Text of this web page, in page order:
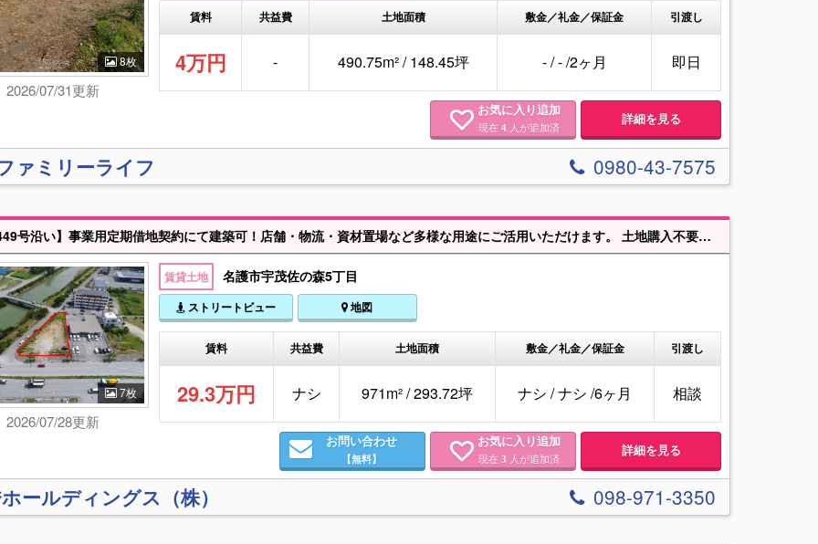
8枚
2026/07/31更新
賃料 共益費 土地面積 敷金／礼金／保証金 引渡し
4万円 - 490.75m² / 148.45坪 -/-/2ヶ月 即日
お気に入り追加
現在4 人が追加済 詳細を見る
ァミリーライフ 0980-43-7575
【国道449号沿い】事業用定期借地契約にて建築可！店舗・物流・資材置場など多様な用途にご活用いただけます。 土地購入不要のため、初期投資を抑えた事業展開が可能です。
7枚
2026/07/28更新
賃貸土地 名護市宇茂佐の森5丁目
ストリートビュー 地図
賃料 共益費 土地面積 敷金／礼金／保証金 引渡し
29.3万円 ナシ 971m² / 293.72坪 ナシ /ナシ /6ヶ月 相談
お問い合わせ
【無料】
お気に入り追加
現在3 人が追加済 詳細を見る
ールディングス（株） 098-971-3350